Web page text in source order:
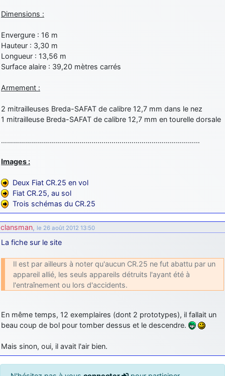
Dimensions :
Envergure : 16 m
Hauteur : 3,30 m
Longueur : 13,56 m
Surface alaire : 39,20 mètres carrés
Armement :
2 mitrailleuses Breda-SAFAT de calibre 12,7 mm dans le nez
1 mitrailleuse Breda-SAFAT de calibre 12,7 mm en tourelle dorsale
………………………………………………………………………………………
Images :
Deux Fiat CR.25 en vol
Fiat CR.25, au sol
Trois schémas du CR.25
clansman, le 26 août 2012 13:50
La fiche sur le site
Il est par ailleurs à noter qu'aucun CR.25 ne fut abattu par un
appareil allié, les seuls appareils détruits l'ayant été à
l'entraînement ou lors d'accidents.
En même temps, 12 exemplaires (dont 2 prototypes), il fallait un
beau coup de bol pour tomber dessus et le descendre.
Mais sinon, oui, il avait l'air bien.